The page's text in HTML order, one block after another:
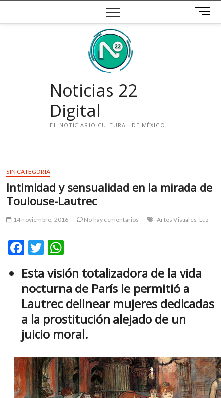
contenido
B
o
Noticias 22
Digital
EL NOTICIARIO CULTURAL DE MÉXICO.
n
v
o
l
SIN CATEGORÍA
Intimidad y sensualidad en la mirada de
Toulouse-Lautrec
14 noviembre, 2016 No hay comentarios Artes Visuales Luz
F
e
b
o
o
k
T
itt
er
h
at
s
A
p
p
Esta visión totalizadora de la vida
nocturna de París le permitió a
Lautrec delinear mujeres dedicadas
a la prostitución alejado de un
juicio moral.